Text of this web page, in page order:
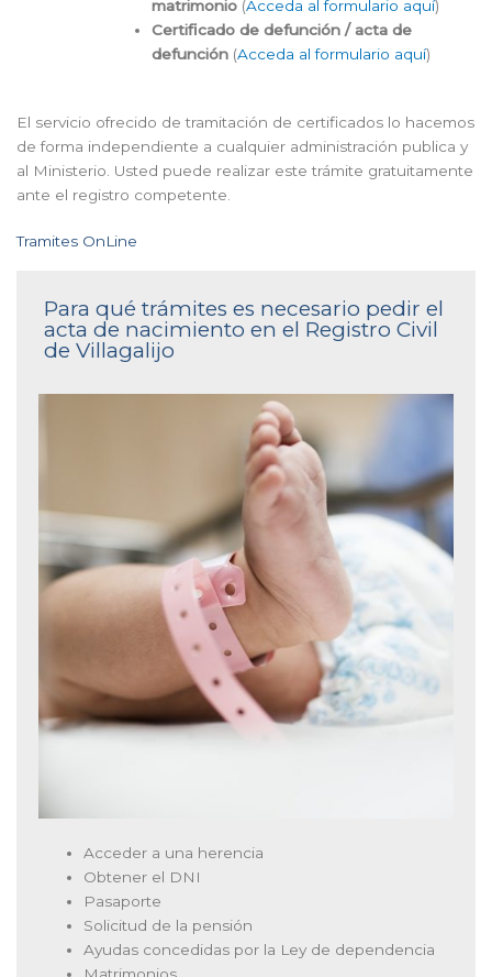
matrimonio (Acceda al formulario aquí)
Certificado de defunción / acta de
defunción (Acceda al formulario aquí)
El servicio ofrecido de tramitación de certificados lo hacemos
de forma independiente a cualquier administración publica y
al Ministerio. Usted puede realizar este trámite gratuitamente
ante el registro competente.
Tramites OnLine
Para qué trámites es necesario pedir el
acta de nacimiento en el Registro Civil
de Villagalijo
Acceder a una herencia
Obtener el DNI
Pasaporte
Solicitud de la pensión
Ayudas concedidas por la Ley de dependencia